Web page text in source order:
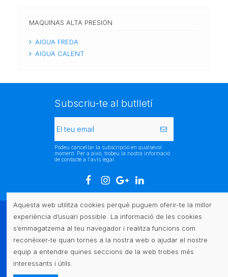
MAQUINAS ALTA PRESIÓN
AIGUA FREDA
AIGUA CALENT
Subscriu-te al butlletí
Podeu cancel·lar la subscripció en qualsevol
moment. Per a això, trobeu la nostra informació
de contacte a l'avís legal.
Atenció al client
Legal
Contacte
Aquesta web utilitza cookies perquè puguem oferir-te la millor
experiència d’usuari possible. La informació de les cookies
s’emmagatzema al teu navegador i realitza funcions com
reconèixer-te quan tornes a la nostra web o ajudar el nostre
equip a entendre quines seccions de la web trobes més
interessants i útils.